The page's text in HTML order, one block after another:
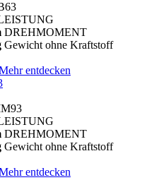
DREHMOMENT
Gewicht ohne Kraftstoff
entdecken
DREHMOMENT
Gewicht ohne Kraftstoff
entdecken